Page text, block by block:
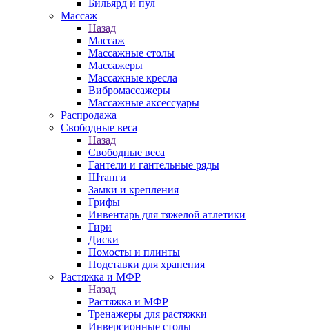
Бильярд и пул
Массаж
Назад
Массаж
Массажные столы
Массажеры
Массажные кресла
Вибромассажеры
Массажные аксессуары
Распродажа
Свободные веса
Назад
Свободные веса
Гантели и гантельные ряды
Штанги
Замки и крепления
Грифы
Инвентарь для тяжелой атлетики
Гири
Диски
Помосты и плинты
Подставки для хранения
Растяжка и МФР
Назад
Растяжка и МФР
Тренажеры для растяжки
Инверсионные столы